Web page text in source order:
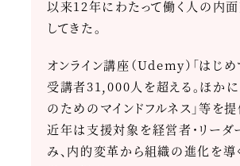
以来12年にわたって働く人の内
してきた。
オンライン講座（Udemy）「はじ
受講者31,000人を超える。ほかに
のためのマインドフルネス」等を提
近年は支援対象を経営者・リーダ
み、内的変革から組織の進化を導